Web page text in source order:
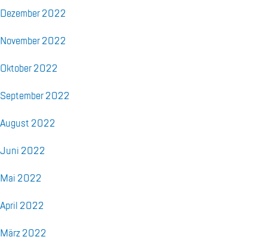
De­zem­ber 2022
No­vem­ber 2022
Ok­to­ber 2022
Sep­tem­ber 2022
Au­gust 2022
Juni 2022
Mai 2022
April 2022
März 2022